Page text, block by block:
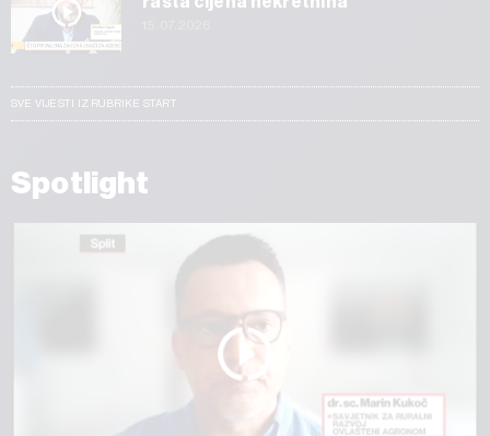
SVE VIJESTI IZ RUBRIKE START
Spotlight